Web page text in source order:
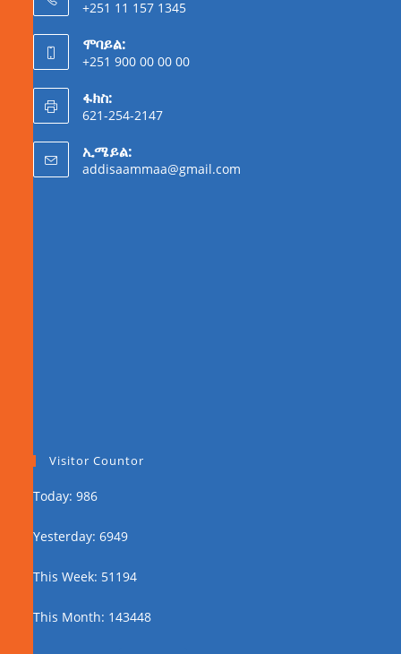
+251 11 157 1345
ሞባይል:
+251 900 00 00 00
ፋክስ:
621-254-2147
ኢሜይል:
addisaammaa@gmail.com
Visitor Countor
Today: 986
Yesterday: 6949
This Week: 51194
This Month: 143448